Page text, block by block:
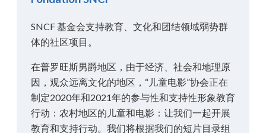
SNCF 基金会支持教育、文化和团结领域弱势群
体的社区项目。
在普罗旺斯男爵地区，由于经济、社会和地理原
因，观众远离文化的地区，“儿童电影”协会正在
制定2020年和2021年的参与性和支持性形象教育
行动：农村地区的儿童和电影：让我们一起开展
教育和支持行动。我们将根据我们的短片目录组